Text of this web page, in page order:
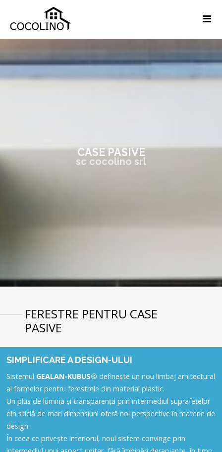
CASE PASIVE
sc cocolino srl
FERESTRE PENTRU CASE
PASIVE
SIMPLIFICARE A DESIGN-ULUI
Sistemul GEALAN-KUBUS® definește un nou limbaj arhitectural
al formelor pentru ferestrele din material plastic.
Un plus de lumină și transparență prin intermediul suprafețelor
din sticlă de mari dimensiuni oferă noi perspective în materie de
design.
În ceea ce privește interiorul, noul sistem convinge prin